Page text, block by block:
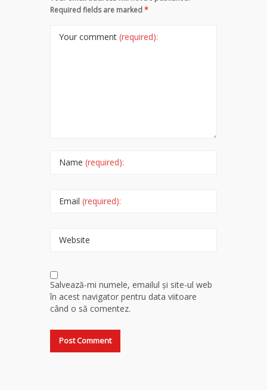
Required fields are marked*
Your comment (required):
Name (required):
Email (required):
Website
Salvează-mi numele, emailul și site-ul web
în acest navigator pentru data viitoare
când o să comentez.